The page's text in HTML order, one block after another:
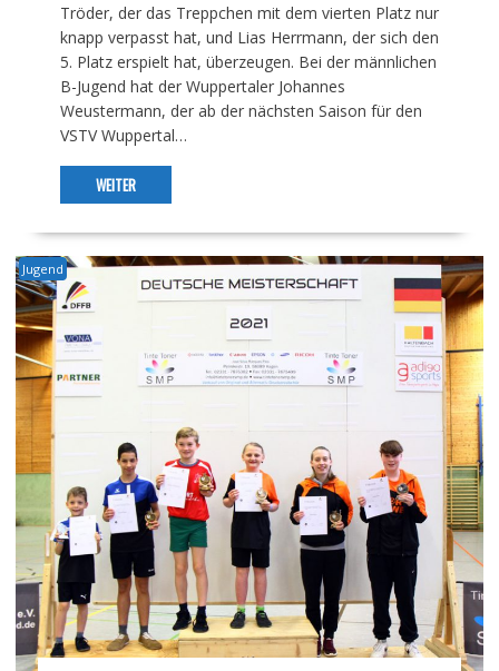
Tröder, der das Treppchen mit dem vierten Platz nur
knapp verpasst hat, und Lias Herrmann, der sich den
5. Platz erspielt hat, überzeugen. Bei der männlichen
B-Jugend hat der Wuppertaler Johannes
Weustermann, der ab der nächsten Saison für den
VSTV Wuppertal…
WEITER
Jugend